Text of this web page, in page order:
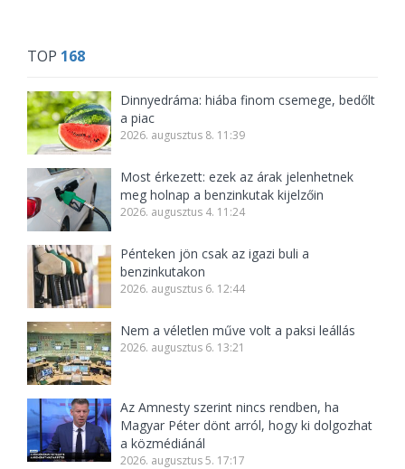
TOP 168
Dinnyedráma: hiába finom csemege, bedőlt
a piac
2026. augusztus 8. 11:39
Most érkezett: ezek az árak jelenhetnek
meg holnap a benzinkutak kijelzőin
2026. augusztus 4. 11:24
Pénteken jön csak az igazi buli a
benzinkutakon
2026. augusztus 6. 12:44
Nem a véletlen műve volt a paksi leállás
2026. augusztus 6. 13:21
Az Amnesty szerint nincs rendben, ha
Magyar Péter dönt arról, hogy ki dolgozhat
a közmédiánál
2026. augusztus 5. 17:17